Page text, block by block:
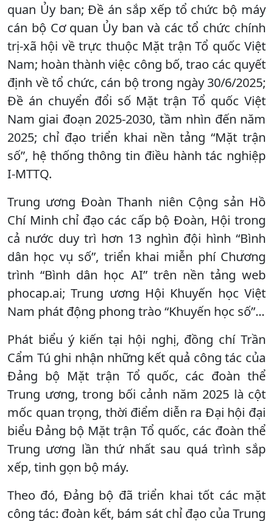
quan Ủy ban; Đề án sắp xếp tổ chức bộ máy
cán bộ Cơ quan Ủy ban và các tổ chức chính
trị-xã hội về trực thuộc Mặt trận Tổ quốc Việt
Nam; hoàn thành việc công bố, trao các quyết
định về tổ chức, cán bộ trong ngày 30/6/2025;
Đề án chuyển đổi số Mặt trận Tổ quốc Việt
Nam giai đoạn 2025-2030, tầm nhìn đến năm
2025; chỉ đạo triển khai nền tảng “Mặt trận
số”, hệ thống thông tin điều hành tác nghiệp
I-MTTQ.
Trung ương Đoàn Thanh niên Cộng sản Hồ
Chí Minh chỉ đạo các cấp bộ Đoàn, Hội trong
cả nước duy trì hơn 13 nghìn đội hình “Bình
dân học vụ số”, triển khai miễn phí Chương
trình “Bình dân học AI” trên nền tảng web
phocap.ai; Trung ương Hội Khuyến học Việt
Nam phát động phong trào “Khuyến học số”...
Phát biểu ý kiến tại hội nghị, đồng chí Trần
Cẩm Tú ghi nhận những kết quả công tác của
Đảng bộ Mặt trận Tổ quốc, các đoàn thể
Trung ương, trong bối cảnh năm 2025 là cột
mốc quan trọng, thời điểm diễn ra Đại hội đại
biểu Đảng bộ Mặt trận Tổ quốc, các đoàn thể
Trung ương lần thứ nhất sau quá trình sắp
xếp, tinh gọn bộ máy.
Theo đó, Đảng bộ đã triển khai tốt các mặt
công tác: đoàn kết, bám sát chỉ đạo của Trung